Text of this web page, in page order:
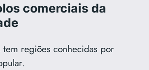
comerciais da
tem regiões conhecidas por